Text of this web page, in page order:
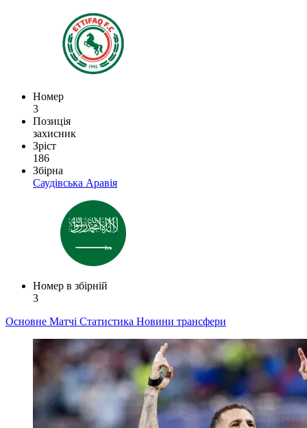
Номер
3
Позиція
захисник
Зріст
186
Збірна
Саудівська Аравія
Номер в збірній
3
Основне Матчі Статистика Новини трансфери